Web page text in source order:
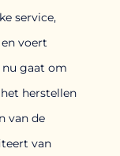
service,
voert
nu gaat om
herstellen
van de
van